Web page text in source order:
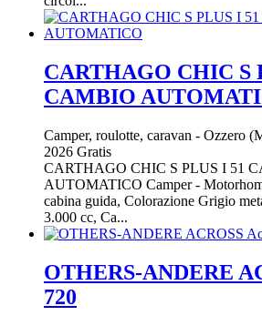
CARTHAGO CHIC S
CAMBIO
Camper, roulotte, caravan - Ozzero
2026 Gratis
CARTHAGO CHIC S PLUS I 51
AUTOMATICO Camper -
cabina guida, Colorazione Grigio
3.000 cc, Ca...
OTHERS-ANDERE
720